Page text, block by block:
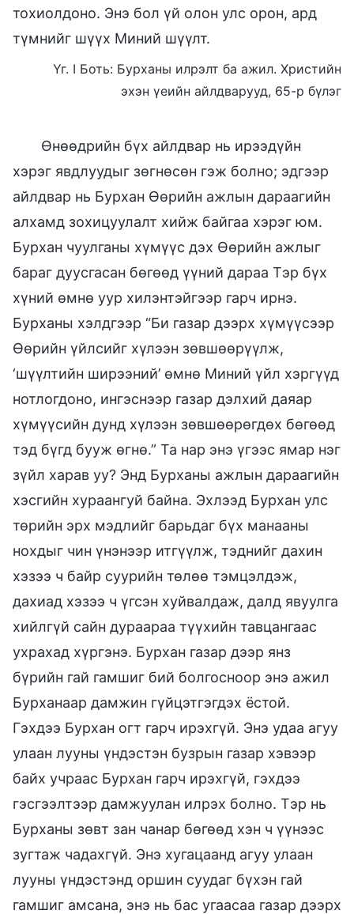
тохиолдоно. Энэ бол үй олон улс орон, ард
түмнийг шүүх Миний шүүлт.
Үг. I Боть: Бурханы илрэлт ба ажил. Христийн
эхэн үеийн айлдварууд, 65-р бүлэг
Өнөөдрийн бүх айлдвар нь ирээдүйн
хэрэг явдлуудыг зөгнөсөн гэж болно; эдгээр
айлдвар нь Бурхан Өөрийн ажлын дараагийн
алхамд зохицуулалт хийж байгаа хэрэг юм.
Бурхан чуулганы хүмүүс дэх Өөрийн ажлыг
бараг дуусгасан бөгөөд үүний дараа Тэр бүх
хүний өмнө уур хилэнтэйгээр гарч ирнэ.
Бурханы хэлдгээр “Би газар дээрх хүмүүсээр
Өөрийн үйлсийг хүлээн зөвшөөрүүлж,
‘шүүлтийн ширээний’ өмнө Миний үйл хэргүүд
нотлогдоно, ингэснээр газар дэлхий даяар
хүмүүсийн дунд хүлээн зөвшөөрөгдөх бөгөөд
тэд бүгд бууж өгнө.” Та нар энэ үгээс ямар нэг
зүйл харав уу? Энд Бурханы ажлын дараагийн
хэсгийн хураангуй байна. Эхлээд Бурхан улс
төрийн эрх мэдлийг барьдаг бүх манааны
нохдыг чин үнэнээр итгүүлж, тэднийг дахин
хэзээ ч байр суурийн төлөө тэмцэлдэж,
дахиад хэзээ ч үгсэн хуйвалдаж, далд явуулга
хийлгүй сайн дураараа түүхийн тавцангаас
ухрахад хүргэнэ. Бурхан газар дээр янз
бүрийн гай гамшиг бий болгосноор энэ ажил
Бурханаар дамжин гүйцэтгэгдэх ёстой.
Гэхдээ Бурхан огт гарч ирэхгүй. Энэ удаа агуу
улаан лууны үндэстэн бузрын газар хэвээр
байх учраас Бурхан гарч ирэхгүй, гэхдээ
гэсгээлтээр дамжуулан илрэх болно. Тэр нь
Бурханы зөвт зан чанар бөгөөд хэн ч үүнээс
зугтаж чадахгүй. Энэ хугацаанд агуу улаан
лууны үндэстэнд оршин суудаг бүхэн гай
гамшиг амсана, энэ нь бас угаасаа газар дээрх